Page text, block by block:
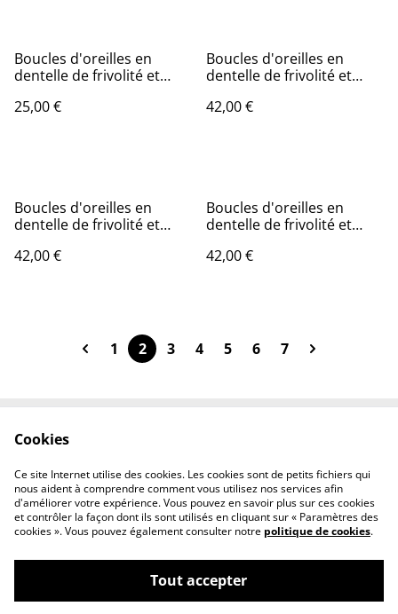
Boucles d'oreilles en
dentelle de frivolité et
25,00 €
Boucles d'oreilles en
dentelle de frivolité et
42,00 €
Boucles d'oreilles en
dentelle de frivolité et
42,00 €
Boucles d'oreilles en
dentelle de frivolité et
42,00 €
1 2 3 4 5 6 7
Conditions générales
Livraison
Cookies
Nous contacter
©2026maison corda
Cookies
Ce site Internet utilise des cookies. Les cookies sont de petits fichiers qui
nous aident à comprendre comment vous utilisez nos services afin
d'améliorer votre expérience. Vous pouvez en savoir plus sur ces cookies
et contrôler la façon dont ils sont utilisés en cliquant sur « Paramètres des
cookies ». Vous pouvez également consulter notre politique de cookies.
Tout accepter